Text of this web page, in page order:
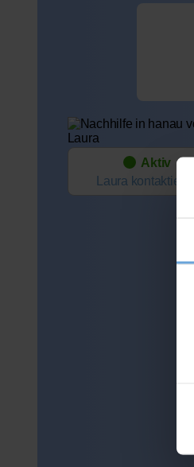
Aktiv
Laura kontaktieren